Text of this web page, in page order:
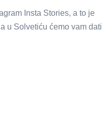
Insta Stories, a to je
u Solvetiću ćemo vam dati